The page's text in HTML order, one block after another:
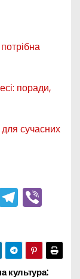
поради,
сучасних
T
e
gr
a
Vi
er
культура: